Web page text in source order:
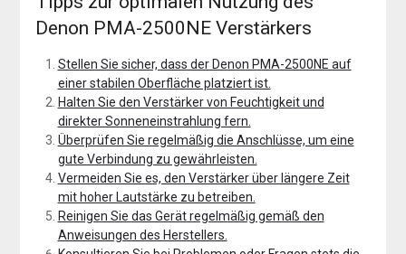
Denon PMA-2500NE Verstärkers
Stellen Sie sicher, dass der Denon PMA-2500NE auf
einer stabilen Oberfläche platziert ist.
Halten Sie den Verstärker von Feuchtigkeit und
direkter Sonneneinstrahlung fern.
Überprüfen Sie regelmäßig die Anschlüsse, um eine
gute Verbindung zu gewährleisten.
Vermeiden Sie es, den Verstärker über längere Zeit
mit hoher Lautstärke zu betreiben.
Reinigen Sie das Gerät regelmäßig gemäß den
Anweisungen des Herstellers.